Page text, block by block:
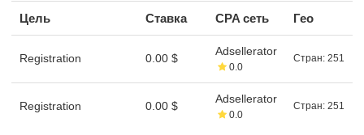
Цель Ставка CPA сеть Гео
Registration 0.00 $
Adsellerator
0.0
Стран: 251
Registration 0.00 $
Adsellerator
0.0
Стран: 251